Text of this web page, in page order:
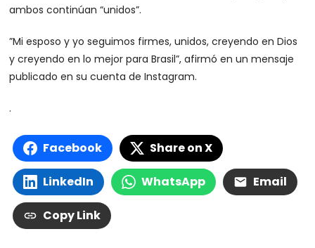
ambos continúan “unidos”.
”Mi esposo y yo seguimos firmes, unidos, creyendo en Dios
y creyendo en lo mejor para Brasil”, afirmó en un mensaje
publicado en su cuenta de Instagram.
.
Facebook Share on X
LinkedIn WhatsApp Email
Copy Link